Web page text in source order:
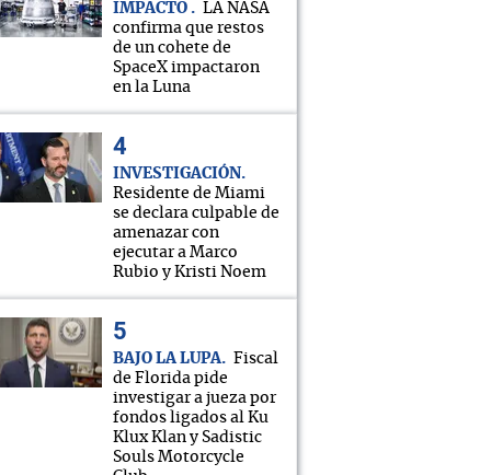
IMPACTO
LA NASA
confirma que restos
de un cohete de
SpaceX impactaron
en la Luna
INVESTIGACIÓN
Residente de Miami
se declara culpable de
amenazar con
ejecutar a Marco
Rubio y Kristi Noem
BAJO LA LUPA
Fiscal
de Florida pide
investigar a jueza por
fondos ligados al Ku
Klux Klan y Sadistic
Souls Motorcycle